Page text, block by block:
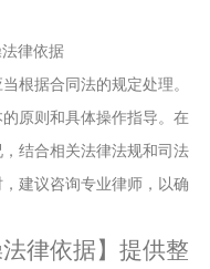
根据合同法的规定处理。
原则和具体操作指导。在
结合相关法律法规和司法
建议咨询专业律师，以确
律依据】提供整